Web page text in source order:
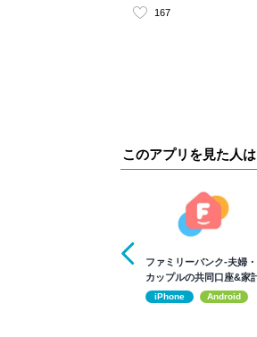
167
このアプリを見た人
ファミリーバンク-夫婦・
カップルの共同口座&家
簿アプリ
iPhone Android